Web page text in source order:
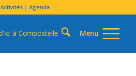
Activités | Agenda